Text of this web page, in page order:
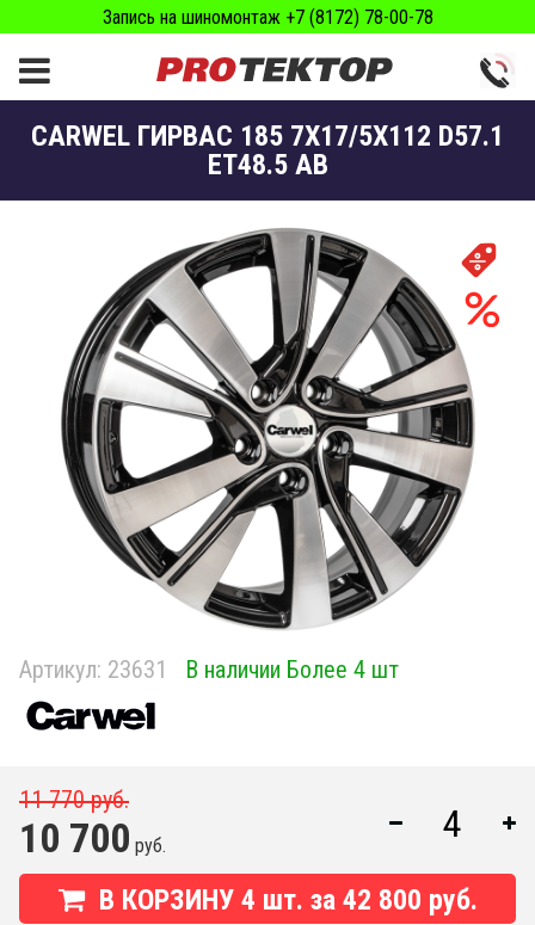
Запись на шиномонтаж +7 (8172) 78-00-78
CARWEL ГИРВАС 185 7X17/5X112 D57.1
ET48.5 AB
Артикул: 23631 В наличии Более 4 шт
11 770 руб.
10 700 руб.
В КОРЗИНУ 4 шт. за 42 800 руб.